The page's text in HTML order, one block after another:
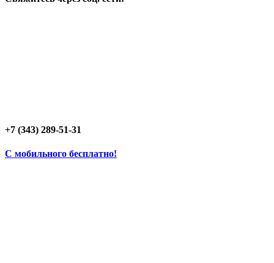
+7 (343) 289-51-31
C мобильного бесплатно!